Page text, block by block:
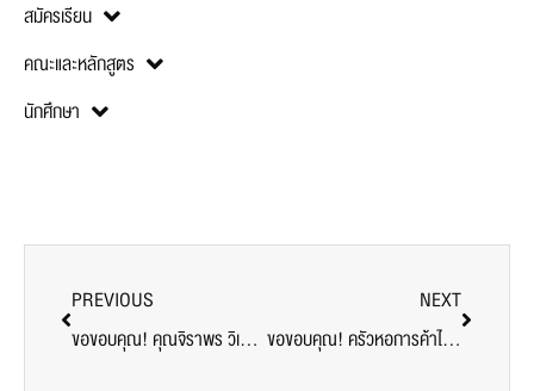
สมัครเรียน
คณะและหลักสูตร
นักศึกษา
PREVIOUS
ขอขอบคุณ! คุณจิราพร วิเศษศิริ ร้านขนมแม่บง ส่งมอบขนม สนับสนุนบุคลากรทางการแพทย์และอาสาสมัคร ศูนย์วัคซีนมหาวิทยาลัยศรีปทุม
NEXT
ขอขอบคุณ! ครัวหอการค้าไทย มอบอาหารว่าง Snack Box สนับสนุนบุคลากรทางการแพทย์และอาสาสมัคร ศูนย์วัคซีนมหาวิทยาลัยศรีปทุม